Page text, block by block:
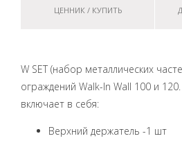
ЦЕННИК / КУПИТЬ
W SET (набор металлических
ограждений Walk-In Wall 100 и 120.
включает в себя:
Верхний держатель -1 шт